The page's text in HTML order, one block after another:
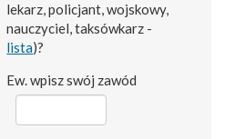
lekarz, policjant, wojskowy,
nauczyciel, taksówkarz -
lista)?
Ew. wpisz swój zawód